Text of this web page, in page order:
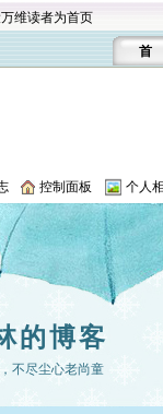
维读者为首页
首
控制面板 个人
的博客
不尽尘心老尚童